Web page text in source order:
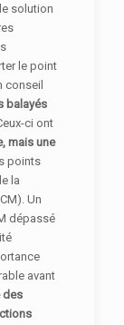
solution
le point
conseil
balayés
ci ont
mais une
points
la
Un
dépassé
avant
des